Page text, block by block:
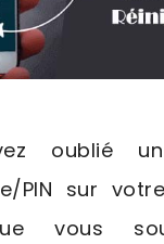
oublié
PIN sur
vous